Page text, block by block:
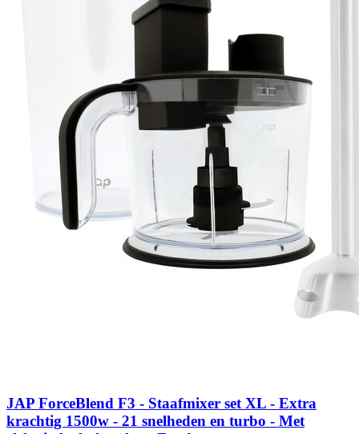
JAP ForceBlend F3 - Staafmixer set XL - Extra
krachtig 1500w - 21 snelheden en turbo - Met